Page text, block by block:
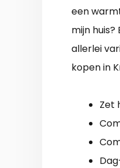
een
mijn
allerlei
kopen in
Zet